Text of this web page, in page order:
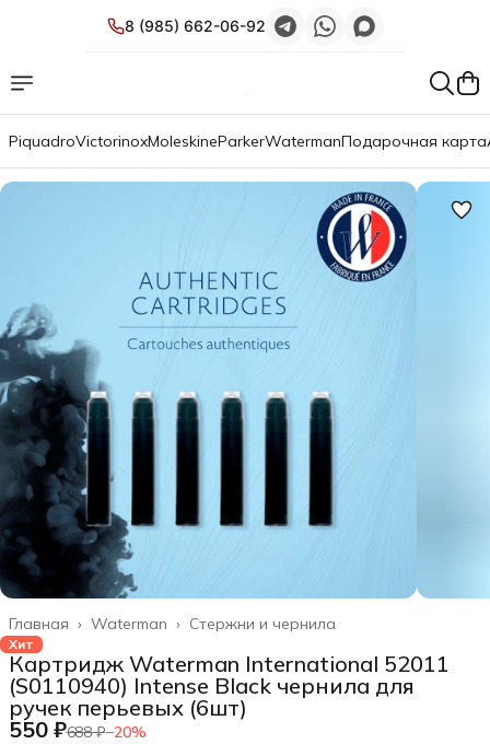
8 (985) 662-06-92
PiquadroVictorinoxMoleskineParkerWatermanПодарочная карта
Стержни и чернила
Waterman ›
Главная ›
Хит
Картридж Waterman International 52011
(S0110940) Intense Black чернила для
ручек перьевых (6шт)
550 ₽688 ₽−20%